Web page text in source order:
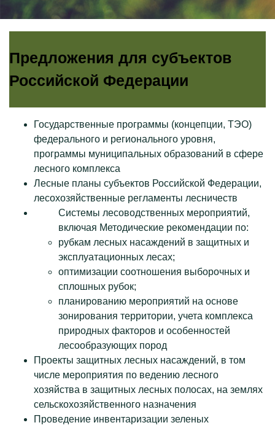
Предложения для субъектов
Российской Федерации
Государственные программы (концепции, ТЭО)
федерального и регионального уровня,
программы муниципальных образований в сфере
лесного комплекса
Лесные планы субъектов Российской Федерации,
лесохозяйственные регламенты лесничеств
Системы лесоводственных мероприятий,
включая Методические рекомендации по:
рубкам лесных насаждений в защитных и
эксплуатационных лесах;
оптимизации соотношения выборочных и
сплошных рубок;
планированию мероприятий на основе
зонирования территории, учета комплекса
природных факторов и особенностей
лесообразующих пород
Проекты защитных лесных насаждений, в том
числе мероприятия по ведению лесного
хозяйства в защитных лесных полосах, на землях
сельскохозяйственного назначения
Проведение инвентаризации зеленых